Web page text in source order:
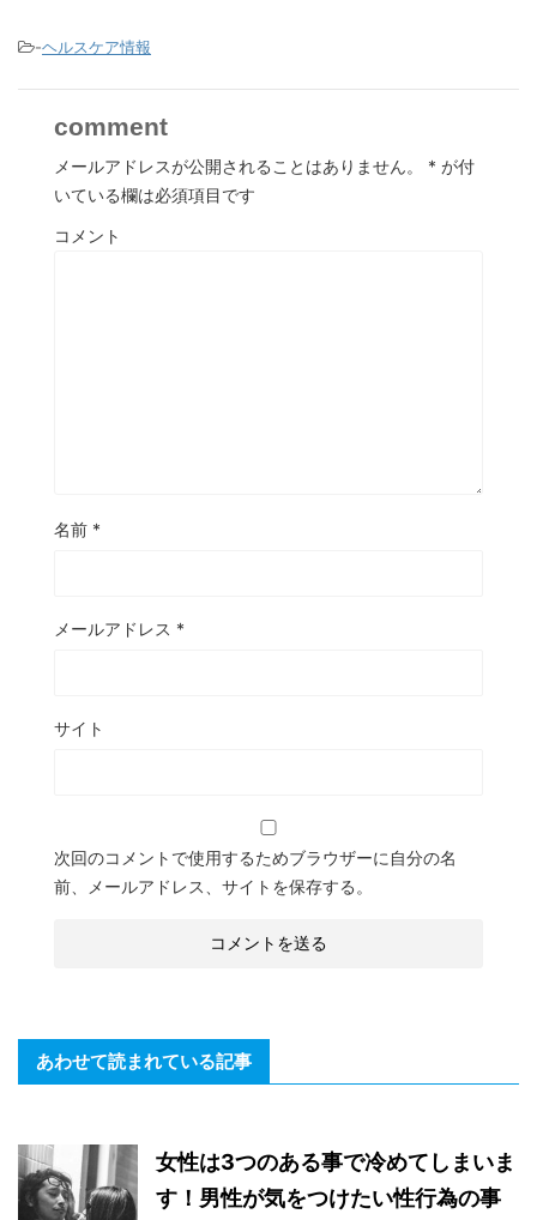
-ヘルスケア情報
comment
メールアドレスが公開されることはありません。 * が付
いている欄は必須項目です
コメント
名前 *
メールアドレス *
サイト
次回のコメントで使用するためブラウザーに自分の名
前、メールアドレス、サイトを保存する。
あわせて読まれている記事
女性は3つのある事で冷めてしまいま
す！男性が気をつけたい性行為の事